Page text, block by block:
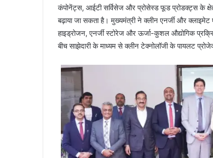
कंपोनेंट्स, आईटी सर्विसेज और प्रोसेस्ड फूड प्रोडक्ट्स के
बढ़ाया जा सकता है। मुख्यमंत्री ने क्लीन एनर्जी और क्लाइमेट
हाइड्रोजन, एनर्जी स्टोरेज और ऊर्जा-कुशल औद्योगिक
बीच साझेदारी के माध्यम से क्लीन टेक्नोलॉजी के पायलट